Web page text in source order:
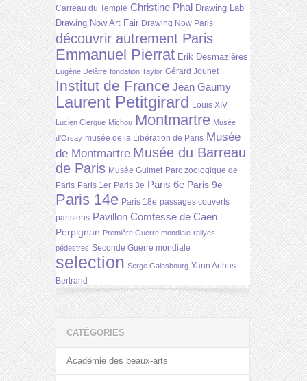
Carreau du Temple Christine Phal Drawing Lab
Drawing Now Art Fair Drawing Now Paris
découvrir autrement Paris
Emmanuel Pierrat Erik Desmazières
Eugène Delâtre fondation Taylor Gérard Jouhet
Institut de France Jean Gaumy
Laurent Petitgirard Louis XIV
Lucien Clergue Michou Montmartre Musée
d'Orsay musée de la Libération de Paris Musée
de Montmartre Musée du Barreau
de Paris Musée Guimet Parc zoologique de
Paris Paris 1er Paris 3e Paris 6e Paris 9e
Paris 14e Paris 18e passages couverts
parisiens Pavillon Comtesse de Caen
Perpignan Première Guerre mondiale rallyes
pédestres Seconde Guerre mondiale
selection Serge Gainsbourg Yann Arthus-
Bertrand
CATÉGORIES
Académie des beaux-arts